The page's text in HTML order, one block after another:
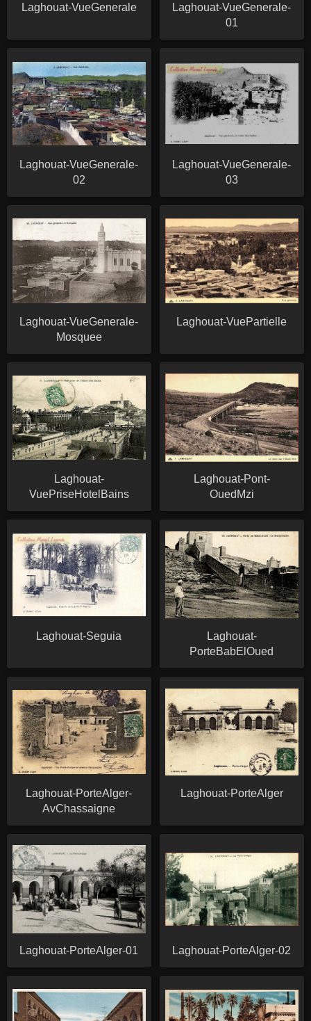
Laghouat-VueGenerale
Laghouat-VueGenerale-
01
Laghouat-VueGenerale-
02
Laghouat-VueGenerale-
03
Laghouat-VueGenerale-
Mosquee
Laghouat-VuePartielle
Laghouat-
VuePriseHotelBains
Laghouat-Pont-
OuedMzi
Laghouat-Seguia
Laghouat-
PorteBabElOued
Laghouat-PorteAlger-
AvChassaigne
Laghouat-PorteAlger
Laghouat-PorteAlger-01 Laghouat-PorteAlger-02